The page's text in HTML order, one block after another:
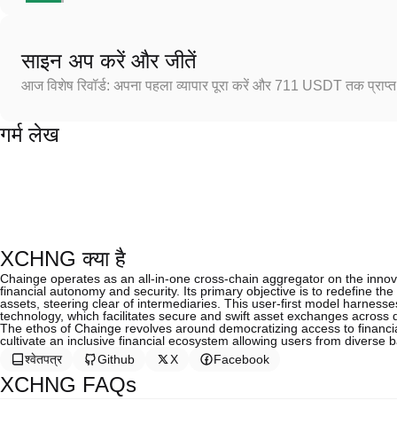
साइन अप करें और जीतें
आज विशेष रिवॉर्ड: अपना पहला व्यापार पूरा करें और 711 USDT तक
गर्म लेख
XCHNG क्या है
Chainge operates as an all-in-one cross-chain aggregator on the
financial autonomy and security. Its primary objective is to redefine
assets, steering clear of intermediaries. This user-first model
technology, which facilitates secure and swift asset exchanges across
The ethos of Chainge revolves around democratizing access to
cultivate an inclusive financial ecosystem allowing users from
श्वेतपत्र
Github X Facebook
XCHNG FAQs